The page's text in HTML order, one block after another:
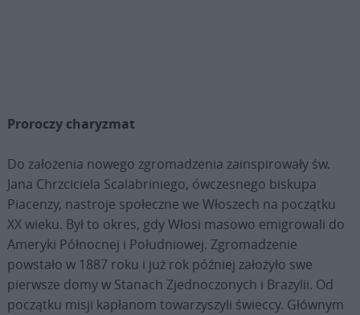
Proroczy charyzmat
Do założenia nowego zgromadzenia zainspirowały św.
Jana Chrzciciela Scalabriniego, ówczesnego biskupa
Piacenzy, nastroje społeczne we Włoszech na początku
XX wieku. Był to okres, gdy Włosi masowo emigrowali do
Ameryki Północnej i Południowej. Zgromadzenie
powstało w 1887 roku i już rok później założyło swe
pierwsze domy w Stanach Zjednoczonych i Brazylii. Od
początku misji kapłanom towarzyszyli świeccy. Głównym